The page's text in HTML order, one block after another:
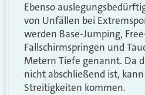
Ebenso
von Unfällen bei
werden Base-Jumping,
Fallschirmspringen und
Metern Tiefe genannt. Da
nicht abschließend ist,
Streitigkeiten kommen.